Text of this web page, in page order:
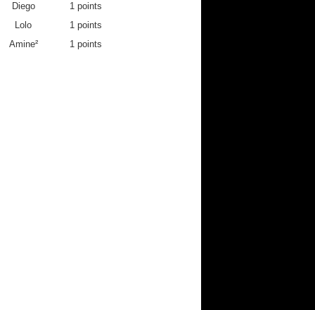
0
Diego
1 points
Lolo
1 points
Amine² 1 points